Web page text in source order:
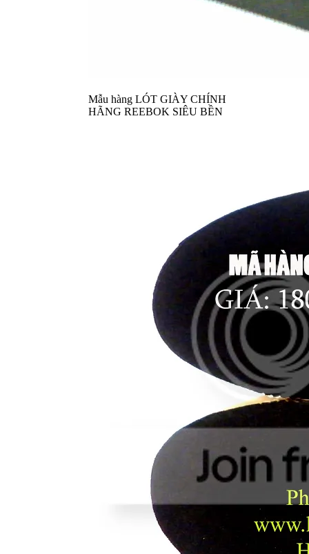
Mẫu hàng LÓT GIÀY CHÍNH
HÃNG REEBOK SIÊU BỀN